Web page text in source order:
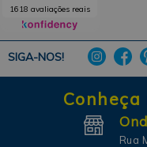
SIGA-NOS!
1618 avaliações reais
Rua